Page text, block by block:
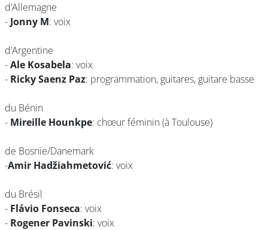
d’Allemagne
- Jonny M: voix
d’Argentine
-Ale Kosabela: voix
- Ricky Saenz Paz: programmation, guitares, guitare basse
du Bénin
- Mireille Hounkpe: chœur féminin (à Toulouse)
de Bosnie/Danemark
-Amir Hadžiahmetović: voix
du Brésil
- Flávio Fonseca: voix
- Rogener Pavinski: voix